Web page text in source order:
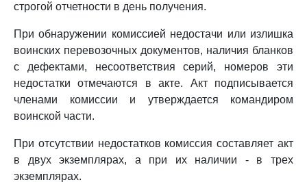
строгой отчетности в день получения.
При обнаружении комиссией недостачи или излишка
воинских перевозочных документов, наличия бланков
с дефектами, несоответствия серий, номеров эти
недостатки отмечаются в акте. Акт подписывается
членами комиссии и утверждается командиром
воинской части.
При отсутствии недостатков комиссия составляет акт
в двух экземплярах, а при их наличии - в трех
экземплярах.